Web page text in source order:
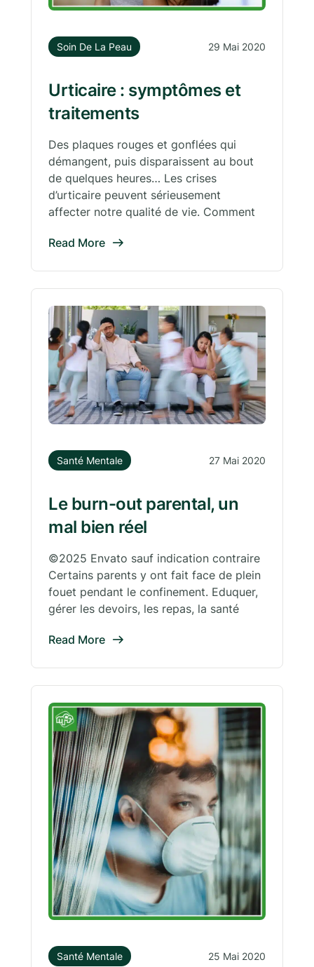
Soin De La Peau 29 Mai 2020
Urticaire : symptômes et
traitements
Des plaques rouges et gonflées qui
démangent, puis disparaissent au bout
de quelques heures… Les crises
d’urticaire peuvent sérieusement
affecter notre qualité de vie. Comment
Read More
Santé Mentale 27 Mai 2020
Le burn-out parental, un
mal bien réel
©2025 Envato sauf indication contraire
Certains parents y ont fait face de plein
fouet pendant le confinement. Eduquer,
gérer les devoirs, les repas, la santé
Read More
Santé Mentale 25 Mai 2020